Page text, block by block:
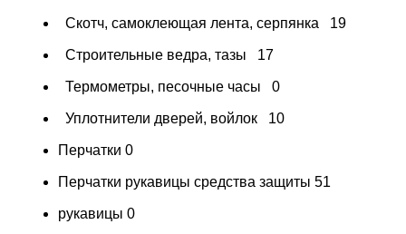
Скотч, самоклеющая лента, серпянка 19
Строительные ведра, тазы 17
Термометры, песочные часы 0
Уплотнители дверей, войлок 10
Перчатки 0
Перчатки рукавицы средства защиты 51
рукавицы 0